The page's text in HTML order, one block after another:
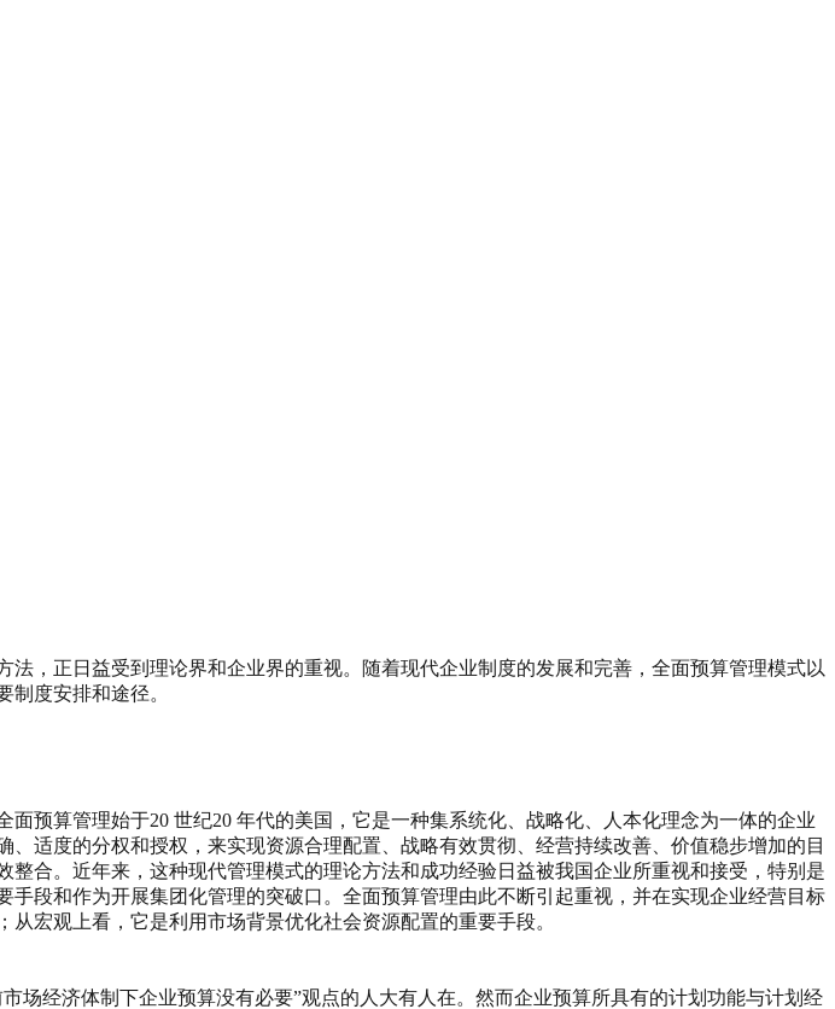
，正日益受到理论界和企业界的重视。随着现代企业制度的发展和完善，全面预算管理模式以
度安排和途径。
预算管理始于20 世纪20 年代的美国，它是一种集系统化、战略化、人本化理念为一体的企业
适度的分权和授权，来实现资源合理配置、战略有效贯彻、经营持续改善、价值稳步增加的目
合。近年来，这种现代管理模式的理论方法和成功经验日益被我国企业所重视和接受，特别是
段和作为开展集团化管理的突破口。全面预算管理由此不断引起重视，并在实现企业经营目标
宏观上看，它是利用市场背景优化社会资源配置的重要手段。
场经济体制下企业预算没有必要”观点的人大有人在。然而企业预算所具有的计划功能与计划经